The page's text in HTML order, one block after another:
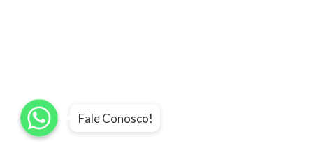
WhatsApp
WhatsApp
WhatsApp
Fale Conosco!